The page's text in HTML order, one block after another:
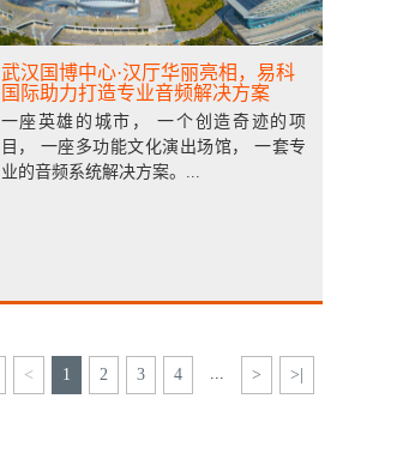
武汉国博中心·汉厅华丽亮相，易科
国际助力打造专业音频解决方案
一座英雄的城市， 一个创造奇迹的项
目， 一座多功能文化演出场馆， 一套专
业的音频系统解决方案。...
< 1 2 3 4 ... > >|